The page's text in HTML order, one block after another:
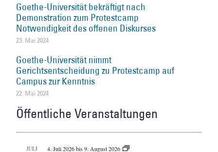
Goethe-Universität bekräftigt nach
Demonstration zum Protestcamp
Notwendigkeit des offenen Diskurses
23. Mai 2024
Goethe-Universität nimmt
Gerichtsentscheidung zu Protestcamp auf
Campus zur Kenntnis
22. Mai 2024
Öffentliche Veranstaltungen
JULI 4. Juli 2026bis9. August 2026